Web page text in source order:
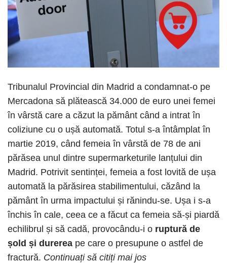
Tribunalul Provincial din Madrid a condamnat-o pe
Mercadona să plătească 34.000 de euro unei femei
în vârstă care a căzut la pământ când a intrat în
coliziune cu o ușă automată. Totul s-a întâmplat în
martie 2019, când femeia în vârstă de 78 de ani
părăsea unul dintre supermarketurile lanțului din
Madrid. Potrivit sentinței, femeia a fost lovită de ușa
automată la părăsirea stabilimentului, căzând la
pământ în urma impactului și rănindu-se. Ușa i s-a
închis în cale, ceea ce a făcut ca femeia să-și piardă
echilibrul și să cadă, provocându-i o ruptură de
șold și durerea pe care o presupune o astfel de
fractură. Continuați să citiți mai jos